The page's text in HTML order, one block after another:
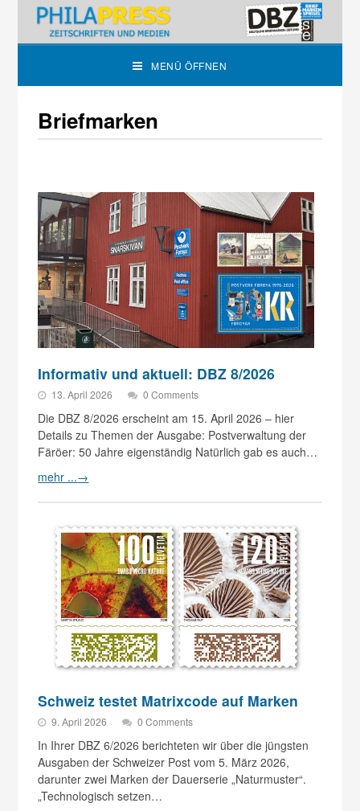
MENÜ ÖFFNEN
Briefmarken
Informativ und aktuell: DBZ 8/2026
13. April 2026 0 Comments
Die DBZ 8/2026 erscheint am 15. April 2026 – hier
Details zu Themen der Ausgabe: Postverwaltung der
Färöer: 50 Jahre eigenständig Natürlich gab es auch…
mehr ...→
Schweiz testet Matrixcode auf Marken
9. April 2026 0 Comments
In Ihrer DBZ 6/2026 berichteten wir über die jüngsten
Ausgaben der Schweizer Post vom 5. März 2026,
darunter zwei Marken der Dauerserie „Naturmuster“.
„Technologisch setzen…